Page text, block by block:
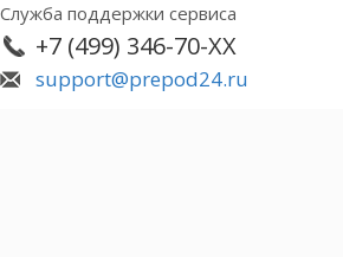
Служба поддержки сервиса
+7 (499) 346-70-XX
support@prepod24.ru